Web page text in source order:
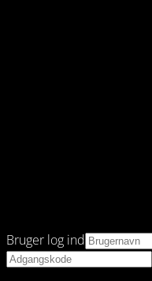
Bruger log ind